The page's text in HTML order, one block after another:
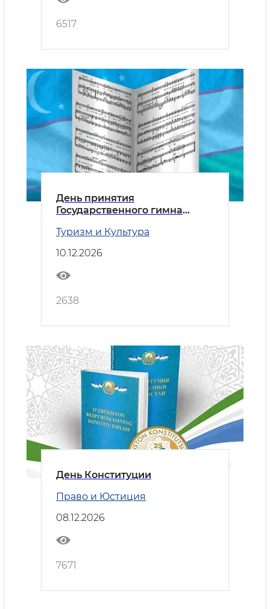
6517
День принятия
Государственного гимна
Туризм и Культура
10.12.2026
2638
День Конституции
Право и Юстиция
08.12.2026
7671